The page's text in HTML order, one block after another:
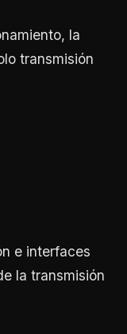
la
transmisión
e interfaces
la transmisión